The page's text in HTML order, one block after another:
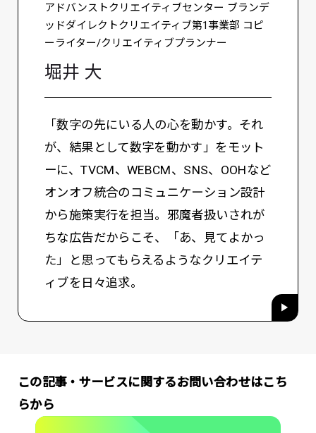
堀井 大
アドバンストクリエイティブセンター ブランデ
ッドダイレクトクリエイティブ第1事業部 コピ
ーライター/クリエイティブプランナー
「数字の先にいる人の心を動かす。それ
が、結果として数字を動かす」をモット
ーに、TVCM、WEBCM、SNS、OOHなど
オンオフ統合のコミュニケーション設計
から施策実行を担当。邪魔者扱いされが
ちな広告だからこそ、「あ、見てよかっ
た」と思ってもらえるようなクリエイテ
ィブを日々追求。
この記事・サービスに関するお問い合わせはこち
らから